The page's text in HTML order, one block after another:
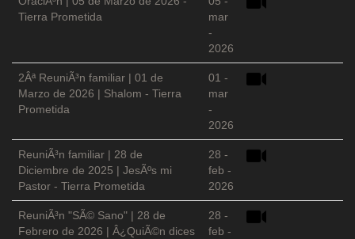
Tierra Prometida
mar
-
2026
2Âª ReuniÃ³n familiar | 01 de
Marzo de 2026 | Shalom - Tierra
Prometida
01 -
mar
-
2026
ReuniÃ³n familiar | 28 de
Diciembre de 2025 | JesÃºs mi
Pastor - Tierra Prometida
28 -
feb -
2026
ReuniÃ³n "SÃ© Sano" | 28 de
Febrero de 2026 | Â¿QuiÃ©n dices
28 -
feb -